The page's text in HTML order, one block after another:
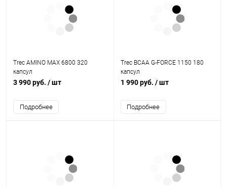
Trec AMINO MAX 6800 320
капсул
3 990 руб. / шт
Подробнее
Trec BCAA G-FORCE 1150 180
капсул
1 990 руб. / шт
Подробнее